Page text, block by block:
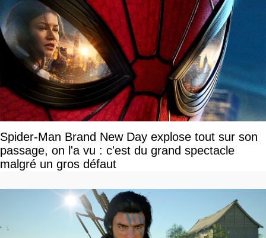
Spider-Man Brand New Day explose tout sur son
passage, on l'a vu : c'est du grand spectacle
malgré un gros défaut